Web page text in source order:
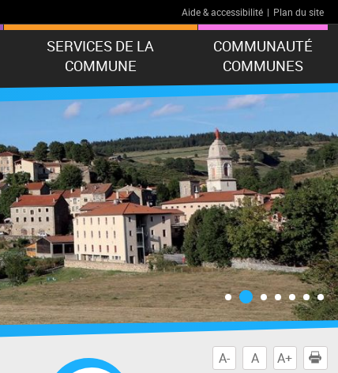
Aide & accessibilité | Plan du site
SERVICES DE LA
COMMUNE
COMMUNAUTÉ
COMMUNES
A- A A+